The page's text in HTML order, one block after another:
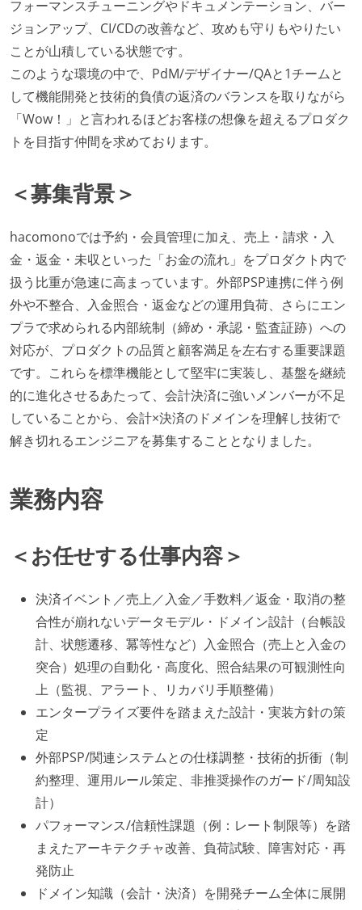
フォーマンスチューニングやドキュメンテーション、バー
ジョンアップ、CI/CDの改善など、攻めも守りもやりたい
ことが山積している状態です。
このような環境の中で、PdM/デザイナー/QAと1チームと
して機能開発と技術的負債の返済のバランスを取りながら
「Wow！」と言われるほどお客様の想像を超えるプロダク
トを目指す仲間を求めております。
＜募集背景＞
hacomonoでは予約・会員管理に加え、売上・請求・入
金・返金・未収といった「お金の流れ」をプロダクト内で
扱う比重が急速に高まっています。外部PSP連携に伴う例
外や不整合、入金照合・返金などの運用負荷、さらにエン
プラで求められる内部統制（締め・承認・監査証跡）への
対応が、プロダクトの品質と顧客満足を左右する重要課題
です。これらを標準機能として堅牢に実装し、基盤を継続
的に進化させるあたって、会計決済に強いメンバーが不足
していることから、会計×決済のドメインを理解し技術で
解き切れるエンジニアを募集することとなりました。
業務内容
＜お任せする仕事内容＞
決済イベント／売上／入金／手数料／返金・取消の整
合性が崩れないデータモデル・ドメイン設計（台帳設
計、状態遷移、冪等性など）入金照合（売上と入金の
突合）処理の自動化・高度化、照合結果の可観測性向
上（監視、アラート、リカバリ手順整備）
エンタープライズ要件を踏まえた設計・実装方針の策
定
外部PSP/関連システムとの仕様調整・技術的折衝（制
約整理、運用ルール策定、非推奨操作のガード/周知設
計）
パフォーマンス/信頼性課題（例：レート制限等）を踏
まえたアーキテクチャ改善、負荷試験、障害対応・再
発防止
ドメイン知識（会計・決済）を開発チーム全体に展開